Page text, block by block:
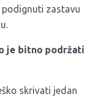
podignuti zastavu
je bitno podržati
skrivati jedan